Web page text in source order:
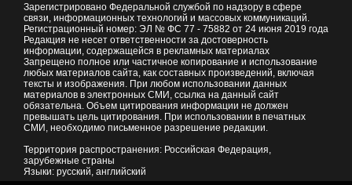
Зарегистрировано Федеральной службой по надзору в сфере
связи, информационных технологий и массовых коммуникаций.
Регистрационный номер: ЭЛ № ФС 77 - 75882 от 24 июня 2019 года
Редакция не несет ответственности за достоверность
информации, содержащейся в рекламных материалах
Запрещено полное или частичное копирование и использование
любых материалов сайта, как составных произведений, включая
тексты и изображения. При любом использовании данных
материалов в электронных СМИ, ссылка на данный сайт
обязательна. Объем цитирования информации не должен
превышать цель цитирования. При использовании в печатных
СМИ, необходимо письменное разрешение редакции.
Территория распространения: Российская Федерация,
зарубежные страны
Языки: русский, английский